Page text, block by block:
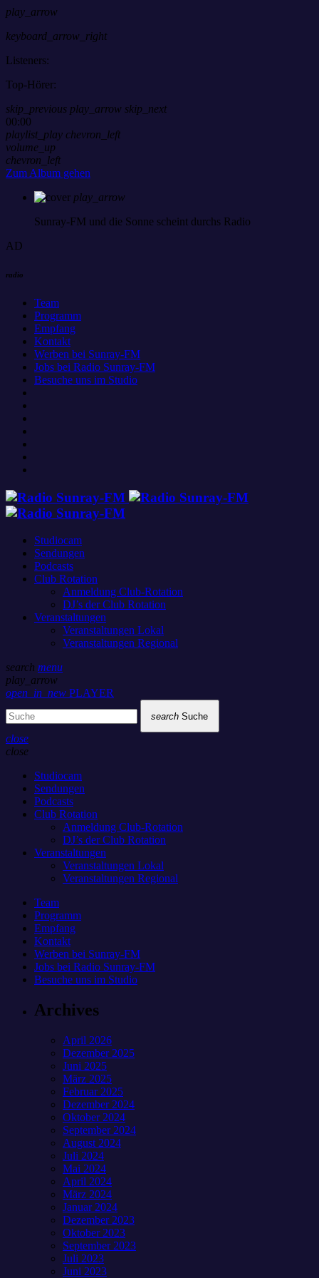
play_arrow
keyboard_arrow_right
Listeners:
Top-Hörer:
skip_previous play_arrow skip_next
00:00
playlist_play chevron_left
volume_up
chevron_left
Zum Album gehen
play_arrow
Sunray-FM und die Sonne scheint durchs Radio
AD
radio
Team
Programm
Empfang
Kontakt
Werben bei Sunray-FM
Jobs bei Radio Sunray-FM
Besuche uns im Studio
Studiocam
Sendungen
Podcasts
Club Rotation
Anmeldung Club-Rotation
DJ’s der Club Rotation
Veranstaltungen
Veranstaltungen Lokal
Veranstaltungen Regional
search menu
play_arrow
open_in_new PLAYER
search Suche
close
close
Studiocam
Sendungen
Podcasts
Club Rotation
Anmeldung Club-Rotation
DJ’s der Club Rotation
Veranstaltungen
Veranstaltungen Lokal
Veranstaltungen Regional
Team
Programm
Empfang
Kontakt
Werben bei Sunray-FM
Jobs bei Radio Sunray-FM
Besuche uns im Studio
Archives
April 2026
Dezember 2025
Juni 2025
März 2025
Februar 2025
Dezember 2024
Oktober 2024
September 2024
August 2024
Juli 2024
Mai 2024
April 2024
März 2024
Januar 2024
Dezember 2023
Oktober 2023
September 2023
Juli 2023
Juni 2023